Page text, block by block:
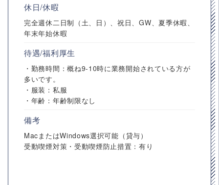
休日/休暇
完全週休二日制（土、日）、祝日、GW、夏季休暇、
年末年始休暇
待遇/福利厚生
・勤務時間：概ね9-10時に業務開始されている方が
多いです。
・服装：私服
・年齢：年齢制限なし
備考
MacまたはWindows選択可能（貸与）
受動喫煙対策・受動喫煙防止措置：有り